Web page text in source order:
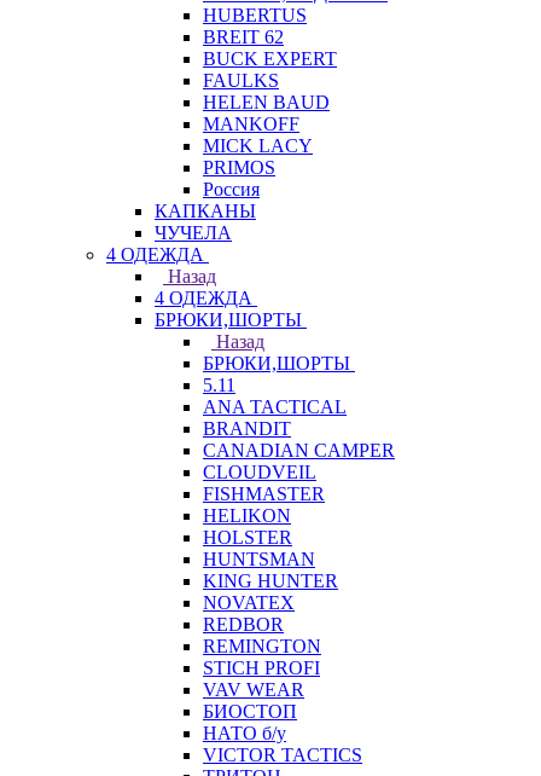
HUBERTUS
BREIT 62
BUCK EXPERT
FAULKS
HELEN BAUD
MANKOFF
MICK LACY
PRIMOS
Россия
КАПКАНЫ
ЧУЧЕЛА
4 ОДЕЖДА
Назад
4 ОДЕЖДА
БРЮКИ,ШОРТЫ
Назад
БРЮКИ,ШОРТЫ
5.11
ANA TACTICAL
BRANDIT
CANADIAN CAMPER
CLOUDVEIL
FISHMASTER
HELIKON
HOLSTER
HUNTSMAN
KING HUNTER
NOVATEX
REDBOR
REMINGTON
STICH PROFI
VAV WEAR
БИОСТОП
НАТО б/у
VICTOR TACTICS